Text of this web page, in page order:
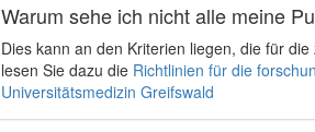
Warum sehe ich nicht alle meine
Dies kann an den Kriterien liegen, die für
lesen Sie dazu die Richtlinien für die
Universitätsmedizin Greifswald